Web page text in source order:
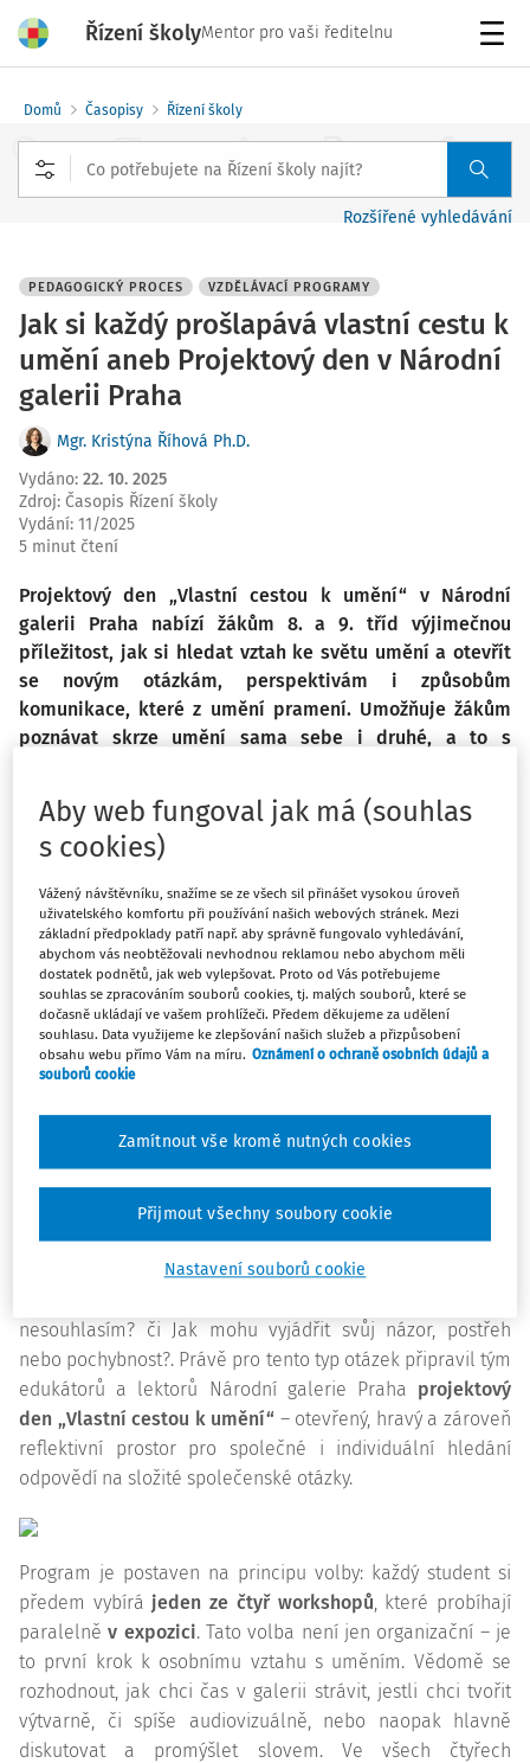
Řízení školyMentor pro vaši ředitelnu
Domů Časopisy Řízení školy
Rozšířené vyhledávání
PEDAGOGICKÝ PROCES VZDĚLÁVACÍ PROGRAMY
Jak si každý prošlapává vlastní cestu k
umění aneb Projektový den v Národní
galerii Praha
Mgr. Kristýna Říhová Ph.D.
Vydáno: 22. 10. 2025
Zdroj: Časopis Řízení školy
Vydání: 11/2025
5 minut čtení
Projektový den „Vlastní cestou k umění“ v Národní
galerii Praha nabízí žákům 8. a 9. tříd výjimečnou
příležitost, jak si hledat vztah ke světu umění a otevřít
se novým otázkám, perspektivám i způsobům
komunikace, které z umění pramení. Umožňuje žákům
poznávat skrze umění sama sebe i druhé, a to s
rozmanitosti. V době, kdy se mladí lidé rozhodují, kam
se chtějí v životě ubírat, nabízí galerie prostor, kde
mohou uplatnit vlastní volbu a zjistit, jaký jazyk umění
Expozice 1939–2021: Konec černobílé doby, instalovaná ve
2. patře Veletržního paláce od roku 2023, nabízí řadu
témat a otázek, které jsou ideální příležitostí ke
společenskému dialogu i učení. Patří mezi ně například
svoboda projevu, hledání identity, vztah jednotlivce a
umění vypráví příběhy a otevírá nové pohledy na svět
kolem nás. Právě hledání vlastního hlasu a způsobu, jak
jej vyjádřit, se přirozeně propojuje s obdobím dospívání.
Zdá se nám proto důležité nabízet studentům prostor, kde
se mohou svobodně rozhodovat na základě vlastních
preferencí, které vycházejí ze sebereflexe a ochoty klást si
nesouhlasím? či Jak mohu vyjádřit svůj názor, postřeh
nebo pochybnost?. Právě pro tento typ otázek připravil tým
edukátorů a lektorů Národní galerie Praha projektový
den „Vlastní cestou k umění“ – otevřený, hravý a zároveň
reflektivní prostor pro společné i individuální hledání
odpovědí na složité společenské otázky.
Program je postaven na principu volby: každý student si
předem vybírá jeden ze čtyř workshopů, které probíhají
paralelněv expozici. Tato volba není jen organizační – je
to první krok k osobnímu vztahu s uměním. Vědomě se
rozhodnout, jak chci čas v galerii strávit, jestli chci tvořit
výtvarně, či spíše audiovizuálně, nebo naopak hlavně
diskutovat a promýšlet slovem. Ve všech čtyřech
Aby web fungoval jak má (souhlas
s cookies)
Vážený návštěvníku, snažíme se ze všech sil přinášet vysokou úroveň
uživatelského komfortu při používání našich webových stránek. Mezi
základní předpoklady patří např. aby správně fungovalo vyhledávání,
abychom vás neobtěžovali nevhodnou reklamou nebo abychom měli
dostatek podnětů, jak web vylepšovat. Proto od Vás potřebujeme
souhlas se zpracováním souborů cookies, tj. malých souborů, které se
dočasně ukládají ve vašem prohlížeči. Předem děkujeme za udělení
souhlasu. Data využijeme ke zlepšování našich služeb a přizpůsobení
obsahu webu přímo Vám na míru. Oznámení o ochraně osobních údajů a
souborů cookie
Nastavení souborů cookie
Zamítnout vše kromě nutných cookies
Přijmout všechny soubory cookie